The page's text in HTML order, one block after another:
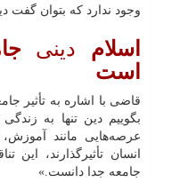
وجود ندارد که بتوان گفت
اسلام دینی
است
قاضی با اشاره به تأثیر
بگوییم دین تنها به
عرصه‌هایی مانند
انسان تأثیرگذارند،
جامعه جدا دانست.»